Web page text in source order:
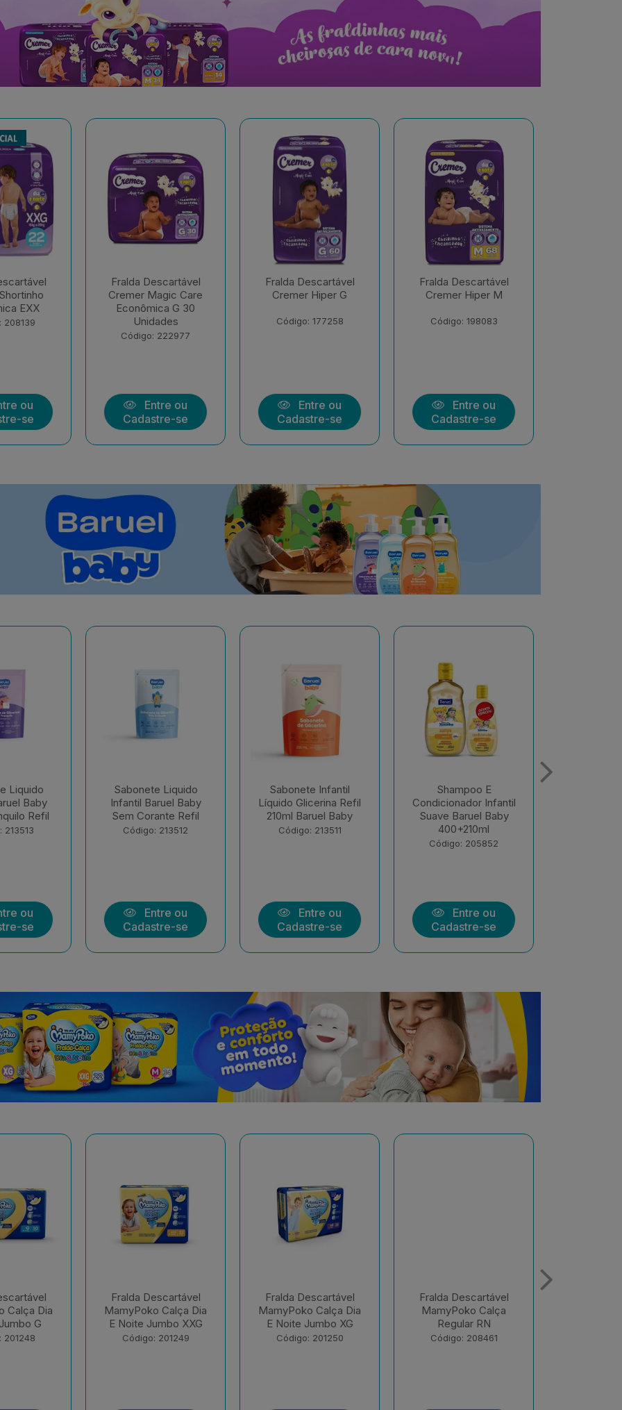
Care
G 30
ou
se
Fralda Descartável
Cremer Hiper G
Código: 177258
Entre ou
Cadastre-se
Fralda Descartável
Cremer Hiper M
Código: 198083
Entre ou
Cadastre-se
Fralda Descartável
Cremer Hiper EXX
Código: 206547
Entre ou
Cadastre-se
Infantil
Glicerina Refil
Baruel Baby
213511
Entre ou
se
Shampoo E
Condicionador Infantil
Suave Baruel Baby
400+210ml
Entre ou
Cadastre-se
Shampoo E
Condicionador Infantil
Sono Tranquilo 400ml
+ 210m...
Entre ou
Cadastre-se
Sabonete Infantil
Líquido Sono Tranquilo
400ml Baruel Baby
Código: 199364
Entre ou
Cadastre-se
Calça Dia
XXG
201249
Fralda Descartável
MamyPoko Calça Dia
E Noite Jumbo XG
Código: 201250
Fralda Descartável
MamyPoko Calça
Regular RN
Código: 208461
Fralda Descartável
MamyPoko Calça Dia
E Noite Giga M 68
Unid...